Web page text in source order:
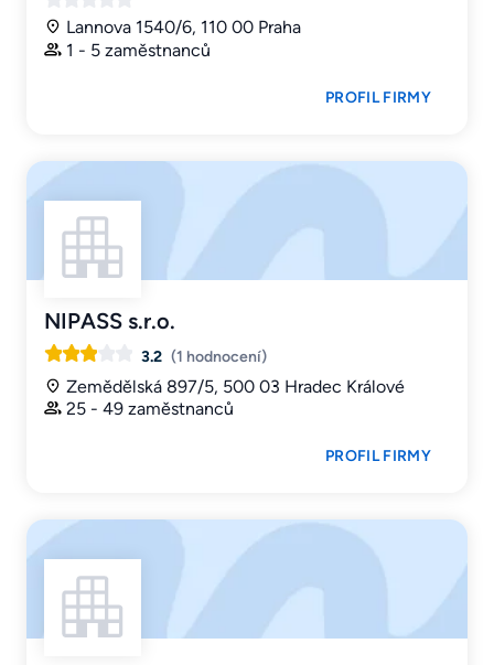
Lannova 1540/6, 110 00 Praha
1 - 5 zaměstnanců
PROFIL FIRMY
NIPASS s.r.o.
3.2 (1 hodnocení)
Zemědělská 897/5, 500 03 Hradec Králové
25 - 49 zaměstnanců
PROFIL FIRMY